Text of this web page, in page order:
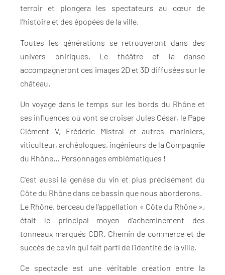
terroir et plongera les spectateurs au cœur de
l’histoire et des épopées de la ville.
Toutes les générations se retrouveront dans des
univers oniriques. Le théâtre et la danse
accompagneront ces images 2D et 3D diffusées sur le
château.
Un voyage dans le temps sur les bords du Rhône et
ses influences où vont se croiser Jules César, le Pape
Clément V, Frédéric Mistral et autres mariniers,
viticulteur, archéologues, ingénieurs de la Compagnie
du Rhône… Personnages emblématiques !
C’est aussi la genèse du vin et plus précisément du
Côte du Rhône dans ce bassin que nous aborderons.
Le Rhône, berceau de l’appellation « Côte du Rhône »,
était le principal moyen d’acheminement des
tonneaux marqués CDR. Chemin de commerce et de
succès de ce vin qui fait parti de l’identité de la ville.
Ce spectacle est une véritable création entre la